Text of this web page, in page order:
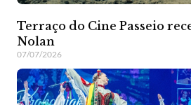
Terraço do Cine Passeio
Nolan
07/07/2026